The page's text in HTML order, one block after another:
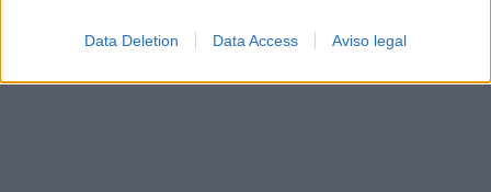
Data Deletion Data Access Aviso legal